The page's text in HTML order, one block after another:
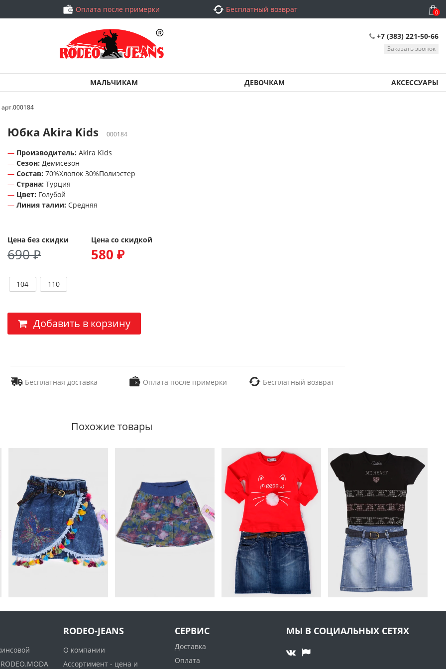
Оплата после примерки Бесплатный возврат 0
+7 (383) 221-50-66
Заказать звонок
МАЛЬЧИКАМ ДЕВОЧКАМ АКСЕССУАРЫ
Юбка Akira Kids 000184
Производитель: Akira Kids
Сезон: Демисезон
Состав: 70%Хлопок 30%Полиэстер
Страна: Турция
Цвет: Голубой
Линия талии: Средняя
Цена без скидки
690 ₽
Цена со скидкой
580 ₽
104 110
Добавить в корзину
Бесплатная доставка Оплата после примерки Бесплатный возврат
Похожие товары
RODEO-JEANS
О компании
Ассортимент - цена и
СЕРВИС
Доставка
Оплата
МЫ В СОЦИАЛЬНЫХ СЕТЯХ